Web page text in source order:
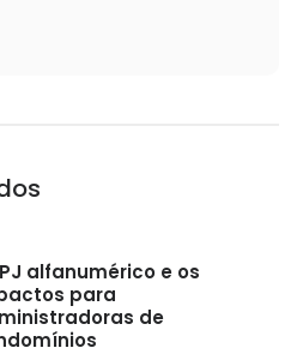
alfanumérico e os
para
de